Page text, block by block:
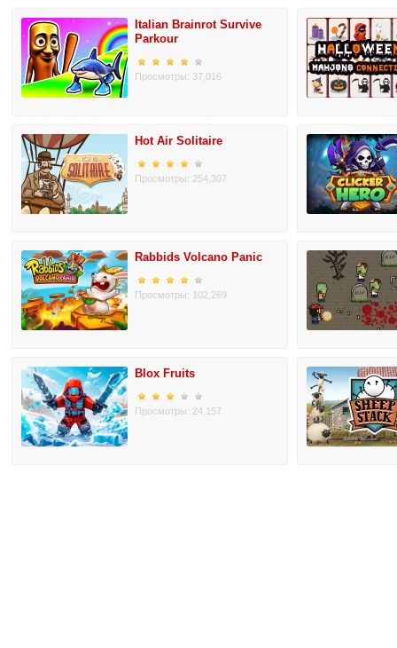
Italian Brainrot Survive
Parkour
Просмотры: 37,016
Hot Air Solitaire
Просмотры: 254,307
Rabbids Volcano Panic
Просмотры: 102,269
Blox Fruits
Просмотры: 24,157